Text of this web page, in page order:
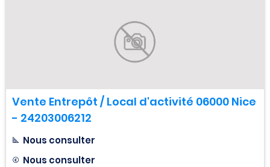
Vente Entrepôt / Local d'activité 06000 Nice
- 24203006212
Nous consulter
Nous consulter